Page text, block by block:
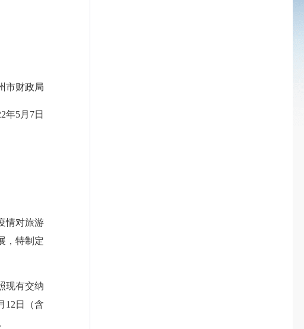
市财政局
5月7日
情对旅游
，特制定
现有交纳
12日（含